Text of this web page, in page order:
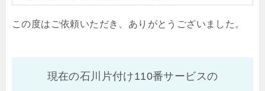
この度はご依頼いただき、ありがとうございました。
現在の石川片付け110番サービスの